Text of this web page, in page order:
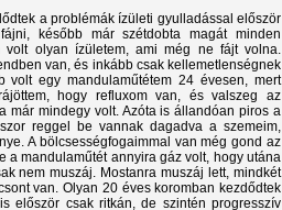
a problémák ízületi gyulladással először
később már szétdobta magát minden
volt olyan ízületem, ami még ne fájt volna.
van, és inkább csak kellemetlenségnek
egy mandulaműtétem 24 évesen, mert
hogy refluxom van, és valszeg az
már mindegy volt. Azóta is állandóan piros a
reggel be vannak dagadva a szemeim,
A bölcsességfogaimmal van még gond az
a mandulaműtét annyira gáz volt, hogy utána
nem muszáj. Mostanra muszáj lett, mindkét
van. Olyan 20 éves koromban kezdődtek
először csak ritkán, de szintén progresszív